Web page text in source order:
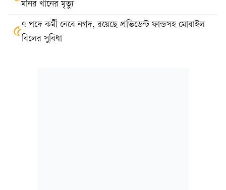
মনির খানের মৃত্যু
৫৭ পদে কর্মী নেবে নগদ, রয়েছে প্রভিডেন্ট ফান্ডসহ মোবাইল
বিলের সুবিধা